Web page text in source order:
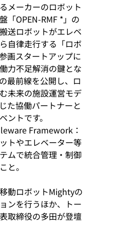
メーカーのロボット
「OPEN-RMF *」の
送ロボットがエレベ
自律走行する「ロボ
画スタートアップに
力不足解消の鍵とな
最前線を公開し、ロ
未来の施設運営モデ
た協働パートナーと
ントです。
Framework：
トやエレベーター等
ムで統合管理・制御
と。
動ロボットMightyの
ンを行うほか、トー
取締役の多田が登壇